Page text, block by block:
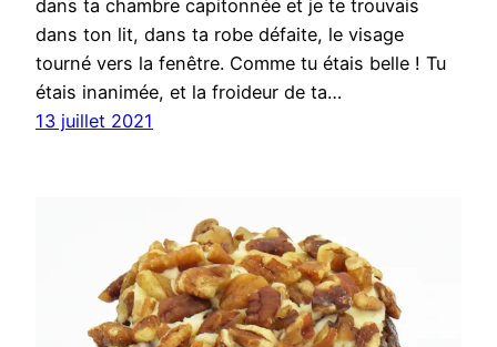
dans ta chambre capitonnée et je te trouvais
dans ton lit, dans ta robe défaite, le visage
tourné vers la fenêtre. Comme tu étais belle ! Tu
étais inanimée, et la froideur de ta…
13 juillet 2021